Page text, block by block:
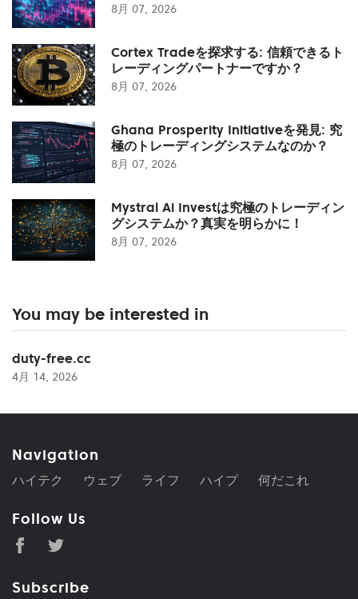
8月 07, 2026
Cortex Tradeを探求する: 信頼できるト
レーディングパートナーですか？
8月 07, 2026
Ghana Prosperity Initiativeを発見: 究
極のトレーディングシステムなのか？
8月 07, 2026
Mystral Ai Investは究極のトレーディン
グシステムか？真実を明らかに！
8月 07, 2026
You may be interested in
duty-free.cc
4月 14, 2026
Navigation
ハイテク ウェブ ライフ ハイプ 何だこれ
Follow Us
Subscribe